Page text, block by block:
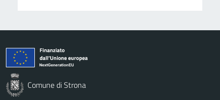
Comune di Strona